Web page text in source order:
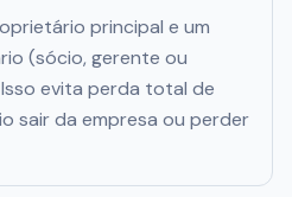
principal e um
(sócio, gerente ou
evita perda total de
sair da empresa ou perder